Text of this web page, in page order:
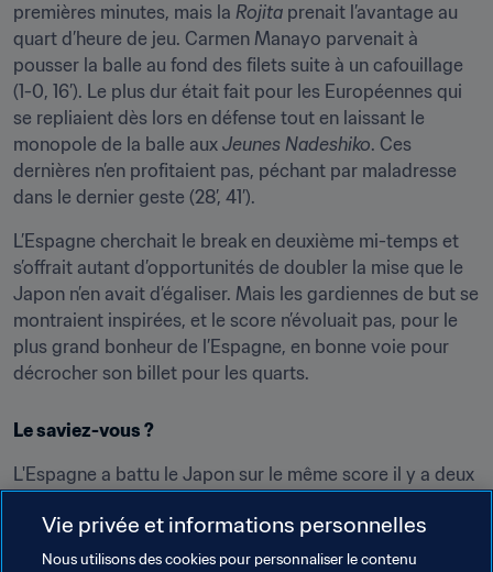
premières minutes, mais la Rojita prenait l’avantage au
quart d’heure de jeu. Carmen Manayo parvenait à
pousser la balle au fond des filets suite à un cafouillage
(1-0, 16’). Le plus dur était fait pour les Européennes qui
se repliaient dès lors en défense tout en laissant le
monopole de la balle aux Jeunes Nadeshiko. Ces
dernières n’en profitaient pas, péchant par maladresse
dans le dernier geste (28’, 41’).
L’Espagne cherchait le break en deuxième mi-temps et
s’offrait autant d’opportunités de doubler la mise que le
Japon n’en avait d’égaliser. Mais les gardiennes de but se
montraient inspirées, et le score n’évoluait pas, pour le
plus grand bonheur de l’Espagne, en bonne voie pour
décrocher son billet pour les quarts.
Le saviez-vous ?
L'Espagne a battu le Japon sur le même score il y a deux
avait pris part à ce match, mais n'avait pas été la buteuse
ce jour-là.
Vie privée et informations personnelles
Nous utilisons des cookies pour personnaliser le contenu